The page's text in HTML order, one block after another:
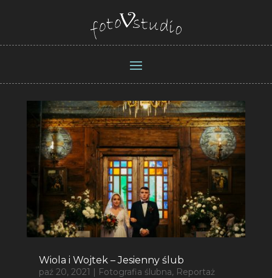
Wiola i Wojtek – Jesienny ślub
paź 20, 2021 | Fotografia ślubna, Reportaż